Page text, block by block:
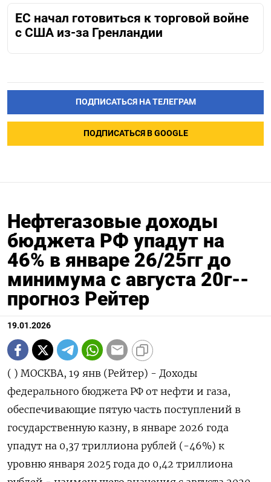
ЕС начал готовиться к торговой войне
с США из-за Гренландии
ПОДПИСАТЬСЯ НА ТЕЛЕГРАМ
ПОДПИСАТЬСЯ В GOOGLE
Нефтегазовые доходы
бюджета РФ упадут на
46% в январе 26/25гг до
минимума с августа 20г--
прогноз Рейтер
19.01.2026
( ) МОСКВА, 19 янв (Рейтер) - Доходы федерального бюджета РФ от нефти и газа, обеспечивающие пятую часть поступлений в государственную казну, в январе 2026 года упадут на 0,37 триллиона рублей (-46%) к уровню января 2025 года до 0,42 триллиона рублей - наименьшего ⁠значения с августа 2020 года, показал расчет Рейтер. Сборы нефтегазовых налогов в январе уменьшатся относительно декабрьского результата, по расчетам Рейтер, на 0,24 триллиона рублей (-5,4%). Снижение сборов в январе произойдет за счет падения декабрьской налоговой цены российской нефти ⁠на 12,7% (до $39,18 за баррель), а также ​из-за укрепления рубля к доллару США в декабре ⁠на 2,4% к ноябрьскому значению. В результате расчётная рублевая цена российской нефти, в основном определяющая величину нефтегазовых налогов, в декабре ⁠понизилась до 3.073 рубля за баррель против 3.605 рублей за баррель в ноябре (-17,1%) и 6.825 рублей за баррель ‌в декабре 2024 года. В наибольшей мере падение нефтегазовых доходов в январе обеспечит снижение сборов по ‍налогу на добычу полезных ископаемых (НДПИ) в виде нефтяного сырья, который уменьшится ориентировочно на 76 миллиардов (-18%) ‌по сравнению с декабрем до 355 миллиардов рублей. Часть указанных потерь бюджета в январе будет компенсирована ​резким уменьшением выплат нефтепереработчикам в рамках демпферной субсидии - предположительно до 7 миллиардов рублей против 58 миллиардов в декабре. Всего за январь-декабрь 2025 года нефтегазовые доходы бюджета составили 8,48 триллиона ⁠рублей - на 2,7 триллиона (-23,8%) ниже итогов января-декабря 2024 года (11,13 ‍триллиона рублей). Суммы по декабрьским нефтегазовым налогам должны быть уплачены в составе единого налогового платежа (ЕНП) не позднее ‌28 января. Фактические данные о нефтегазовых доходах бюджета в январе Минфин опубликует 4 февраля 2025 года. Бюджет РФ на 2026 год предполагает поступление нефтегазовых доходов в размере 8,957 триллиона рублей при общей сумме доходов - 40,283 триллиона рублей. Ниже приводятся сведения о фактических нефтегазовых доходах федерального бюджета РФ за период январь-декабрь 2025 года (по данным Минфина), а также предварительная оценка Рейтер налоговых поступлений в январе 2026 года (в миллиардах рублей): По ян фе ма ап ма ию ию ав се ок но де ян ян ян ян ка в в р р й н л г н т я к в в в в за 25 25 25 25 25 25 25 25 25 25 25 25 26 26 26 26 те /д / /2 /2 ли * ек де 5 5 ЯН 25 к +/ % ВА +/ 25 - РЬ - % 26 - ПР ОГ НО З Не 78 77 1. 1. 51 49 78 50 58 88 53 44 -2 -5 -3 -4 фт 9, 1, 08 08 2, 4, 7, 5, 2, 8, 0, 7, 4, ,4 65 6, ег 1 3 1, 5, 7 8 3 0 5 6 9 8 0 ,3 3 аз 3 6 ов 42 ые 3, до 8 хо ды , вс ег о На 1. 1. 77 76 64 60 63 67 67 67 65 54 -8 -1 -5 -5 ло 04 02 6, 9, 7, 9, 4, 5, 7, 1, 0, 8, 2, 5, 83 5, г 9, 9, 5 1 2 4 1 7 2 3 5 8 8 1 ,1 6 на 1 7 до 46 бы 6, чу 0 по ле зн ых ис ко па ем ых (Н ДП И) Не 84 86 64 63 53 50 54 57 57 57 53 43 -7 -1 -4 -5 фт 0, 8, 6, 3, 2, 6, 3, 9, 8, 4, 0, 0, 5, 7, 85 7, ь 4 2 4 6 5 1 4 6 8 6 8 7 7 6 ,4 8 35 5, 0 Га 14 92 77 82 68 58 51 56 55 55 74 76 -2 -3 -6 -4 з 3, ,7 ,4 ,9 ,0 ,4 ,1 ,3 ,9 ,5 ,8 ,7 ,7 ,5 9, 8, 8 8 5 74 ,0 Га 64 68 52 52 46 44 39 39 42 41 44 41 -4 -1 -2 -4 зо ,9 ,8 ,7 ,6 ,7 ,9 ,6 ,7 ,5 ,1 ,9 ,5 ,5 0, 7, 3, вы 8 9 0 й ко 37 нд ,0 ен са т Эк 73 69 47 17 13 20 25 28 42 38 42 38 -4 -1 -3 -5 сп ,2 ,1 ,3 ,7 ,9 ,7 ,8 ,4 ,9 ,8 ,4 ,1 ,1 0, 9, 3, ор 8 2 6 тн ая 34 по ,0 шл ин а